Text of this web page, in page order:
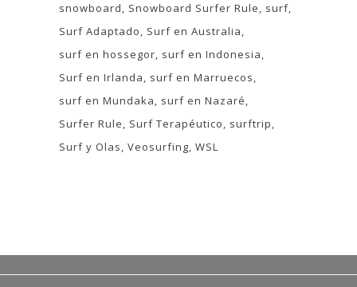
snowboard
Snowboard Surfer Rule
surf
Surf Adaptado
Surf en Australia
surf en hossegor surf en Indonesia
Surf en Irlanda
surf en Marruecos
surf en Mundaka
surf en Nazaré
Surfer Rule
Surf Terapéutico
surftrip
Surf y Olas Veosurfing WSL